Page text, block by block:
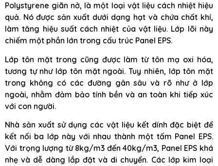
Polystyrene giãn nở, là một loại vật liệu cách nhiệt hiệu
quả. Nó được sản xuất dưới dạng hạt và chứa chất khí,
làm tăng hiệu suất cách nhiệt của vật liệu. Lớp lõi này
chiếm một phần lớn trong cấu trúc Panel EPS.
Lớp tôn mặt trong cũng được làm từ tôn mạ oxi hóa,
tương tự như lớp tôn mặt ngoài. Tuy nhiên, lớp tôn mặt
trong không có các đường gân sâu và rõ như ở lớp
ngoài, nhằm đảm bảo tính bền và an toàn khi tiếp xúc
với con người.
Nhà sản xuất sử dụng các vật liệu kết dính đặc biệt để
kết nối ba lớp này với nhau thành một tấm Panel EPS.
Với trọng lượng từ 8kg/m3 đến 40kg/m3, Panel EPS khá
nhẹ và dễ dàng lắp đặt và di chuyển. Các lớp kim loại